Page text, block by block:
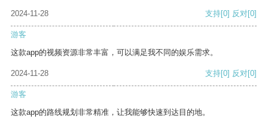
2024-11-28 支持[0] 反对[0]
游客
这款app的视频资源非常丰富，可以满足我不同的娱乐需求。
2024-11-28 支持[0] 反对[0]
游客
这款app的路线规划非常精准，让我能够快速到达目的地。